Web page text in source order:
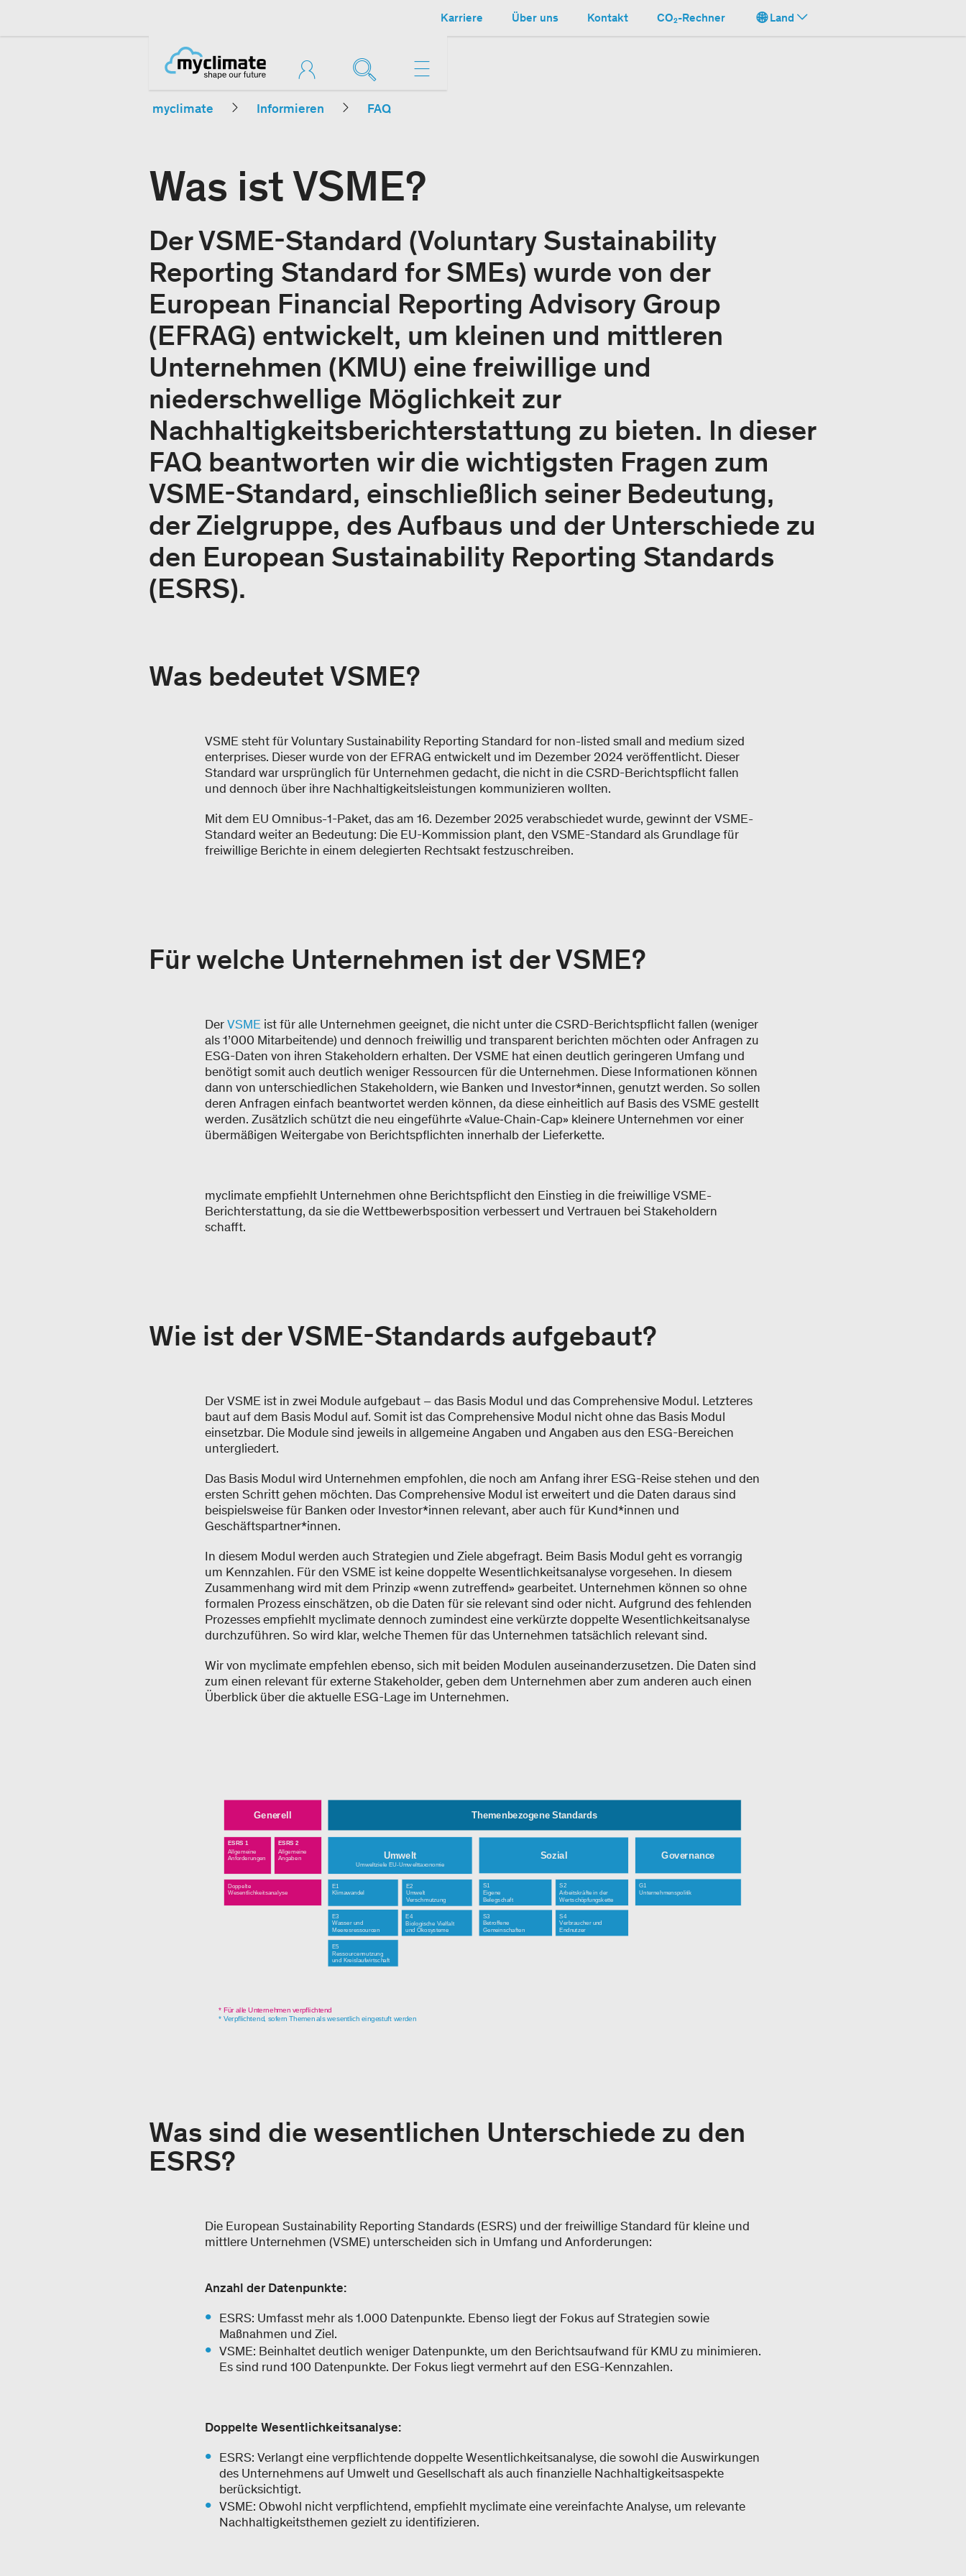
Karriere Über uns Kontakt CO₂-Rechner Land
myclimate Informieren FAQ
Was ist VSME?
Der VSME-Standard (Voluntary Sustainability
Reporting Standard for SMEs) wurde von der
European Financial Reporting Advisory Group
(EFRAG) entwickelt, um kleinen und mittleren
Unternehmen (KMU) eine freiwillige und
niederschwellige Möglichkeit zur
Nachhaltigkeitsberichterstattung zu bieten. In dieser
FAQ beantworten wir die wichtigsten Fragen zum
VSME-Standard, einschließlich seiner Bedeutung,
der Zielgruppe, des Aufbaus und der Unterschiede zu
den European Sustainability Reporting Standards
(ESRS).
Was bedeutet VSME?
VSME steht für Voluntary Sustainability Reporting Standard for non-listed small and medium sized
enterprises. Dieser wurde von der EFRAG entwickelt und im Dezember 2024 veröffentlicht. Dieser
Standard war ursprünglich für Unternehmen gedacht, die nicht in die CSRD-Berichtspflicht fallen
und dennoch über ihre Nachhaltigkeitsleistungen kommunizieren wollten.
Mit dem EU Omnibus-1-Paket, das am 16. Dezember 2025 verabschiedet wurde, gewinnt der VSME-
Standard weiter an Bedeutung: Die EU-Kommission plant, den VSME-Standard als Grundlage für
freiwillige Berichte in einem delegierten Rechtsakt festzuschreiben.
Für welche Unternehmen ist der VSME?
DerVSMEist für alle Unternehmen geeignet, die nicht unter die CSRD-Berichtspflicht fallen (weniger
als 1’000 Mitarbeitende) und dennoch freiwillig und transparent berichten möchten oder Anfragen zu
ESG-Daten von ihren Stakeholdern erhalten. Der VSME hat einen deutlich geringeren Umfang und
benötigt somit auch deutlich weniger Ressourcen für die Unternehmen. Diese Informationen können
dann von unterschiedlichen Stakeholdern, wie Banken und Investor*innen, genutzt werden. So sollen
deren Anfragen einfach beantwortet werden können, da diese einheitlich auf Basis des VSME gestellt
werden. Zusätzlich schützt die neu eingeführte «Value‑Chain‑Cap» kleinere Unternehmen vor einer
übermäßigen Weitergabe von Berichtspflichten innerhalb der Lieferkette.
myclimate empfiehlt Unternehmen ohne Berichtspflicht den Einstieg in die freiwillige VSME-
Berichterstattung, da sie die Wettbewerbsposition verbessert und Vertrauen bei Stakeholdern
schafft.
Wie ist der VSME-Standards aufgebaut?
Der VSME ist in zwei Module aufgebaut – das Basis Modul und das Comprehensive Modul. Letzteres
baut auf dem Basis Modul auf. Somit ist das Comprehensive Modul nicht ohne das Basis Modul
einsetzbar. Die Module sind jeweils in allgemeine Angaben und Angaben aus den ESG-Bereichen
untergliedert. ​
Das Basis Modul wird Unternehmen empfohlen, die noch am Anfang ihrer ESG-Reise stehen und den
ersten Schritt gehen möchten. Das Comprehensive Modul ist erweitert und die Daten daraus sind
beispielsweise für Banken oder Investor*innen relevant, aber auch für Kund*innen und
Geschäftspartner*innen.
In diesem Modul werden auch Strategien und Ziele abgefragt. Beim Basis Modul geht es vorrangig
um Kennzahlen. Für den VSME ist keine doppelte Wesentlichkeitsanalyse vorgesehen. In diesem
Zusammenhang wird mit dem Prinzip «wenn zutreffend» gearbeitet. Unternehmen können so ohne
formalen Prozess einschätzen, ob die Daten für sie relevant sind oder nicht. Aufgrund des fehlenden
Prozesses empfiehlt myclimate dennoch zumindest eine verkürzte doppelte Wesentlichkeitsanalyse
durchzuführen. So wird klar, welche Themen für das Unternehmen tatsächlich relevant sind.
Wir von myclimate empfehlen ebenso, sich mit beiden Modulen auseinanderzusetzen. Die Daten sind
zum einen relevant für externe Stakeholder, geben dem Unternehmen aber zum anderen auch einen
Überblick über die aktuelle ESG-Lage im Unternehmen. ​
Was sind die wesentlichen Unterschiede zu den
ESRS?
Die European Sustainability Reporting Standards (ESRS) und der freiwillige Standard für kleine und
mittlere Unternehmen (VSME) unterscheiden sich in Umfang und Anforderungen:​
Anzahl der Datenpunkte:
ESRS: Umfasst mehr als 1.000 Datenpunkte. Ebenso liegt der Fokus auf Strategien sowie
Maßnahmen und Ziel.
VSME: Beinhaltet deutlich weniger Datenpunkte, um den Berichtsaufwand für KMU zu minimieren.
Es sind rund 100 Datenpunkte. Der Fokus liegt vermehrt auf den ESG-Kennzahlen.
Doppelte Wesentlichkeitsanalyse:
ESRS: Verlangt eine verpflichtende doppelte Wesentlichkeitsanalyse, die sowohl die Auswirkungen
des Unternehmens auf Umwelt und Gesellschaft als auch finanzielle Nachhaltigkeitsaspekte
berücksichtigt. ​
VSME: Obwohl nicht verpflichtend, empfiehlt myclimate eine vereinfachte Analyse, um relevante
Nachhaltigkeitsthemen gezielt zu identifizieren.​